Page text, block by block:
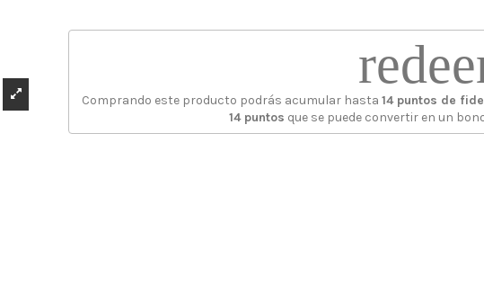
Comprando este producto podrás acumular hasta14puntos de
14puntos que se puede convertir en un